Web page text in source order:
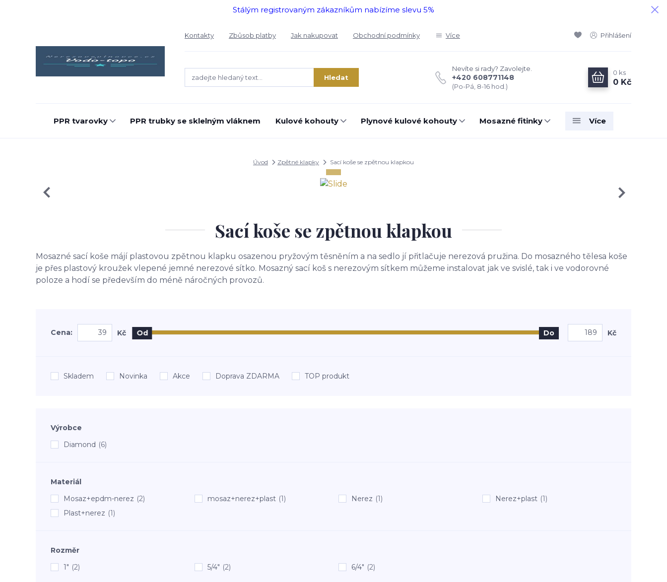
Stálým registrovaným zákazníkům nabízíme slevu 5%
Kontakty Zbůsob platby Jak nakupovat Obchodní podmínky Více Přihlášení
Hledat
Nevíte si rady? Zavolejte.
+420 608771148
(Po-Pá, 8-16 hod.)
0 ks
0 Kč
PPR tvarovky PPR trubky se sklelným vláknem Kulové kohouty Plynové kulové kohouty Mosazné fitinky Více
Úvod Zpětné klapky Sací koše se zpětnou klapkou
Sací koše se zpětnou klapkou
Mosazné sací koše májí plastovou zpětnou klapku osazenou pryžovým těsněním a na sedlo jí přitlačuje nerezová pružina. Do mosazného tělesa koše
je přes plastový kroužek vlepené jemné nerezové sítko. Mosazný sací koš s nerezovým sítkem můžeme instalovat jak ve svislé, tak i ve vodorovné
poloze a hodí se především do méně náročných provozů.
Cena: Kč Od Do Kč
Skladem Novinka Akce Doprava ZDARMA TOP produkt
Výrobce
Diamond (6)
Materiál
Mosaz+epdm-nerez (2) mosaz+nerez+plast (1) Nerez (1) Nerez+plast (1)
Plast+nerez (1)
Rozměr
1" (2) 5/4" (2) 6/4" (2)